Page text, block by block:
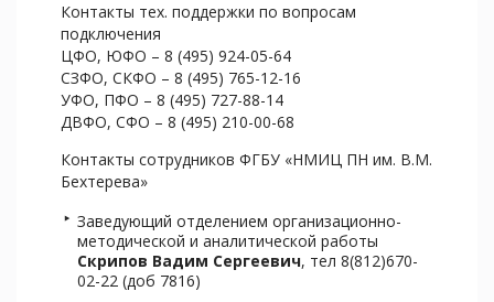
Контакты тех. поддержки по вопросам
подключения
ЦФО, ЮФО – 8 (495) 924-05-64
СЗФО, СКФО – 8 (495) 765-12-16
УФО, ПФО – 8 (495) 727-88-14
ДВФО, СФО – 8 (495) 210-00-68
Контакты сотрудников ФГБУ «НМИЦ ПН им. В.М.
Бехтерева»
Заведующий отделением организационно-
методической и аналитической работы
Скрипов Вадим Сергеевич, тел 8(812)670-
02-22 (доб 7816)